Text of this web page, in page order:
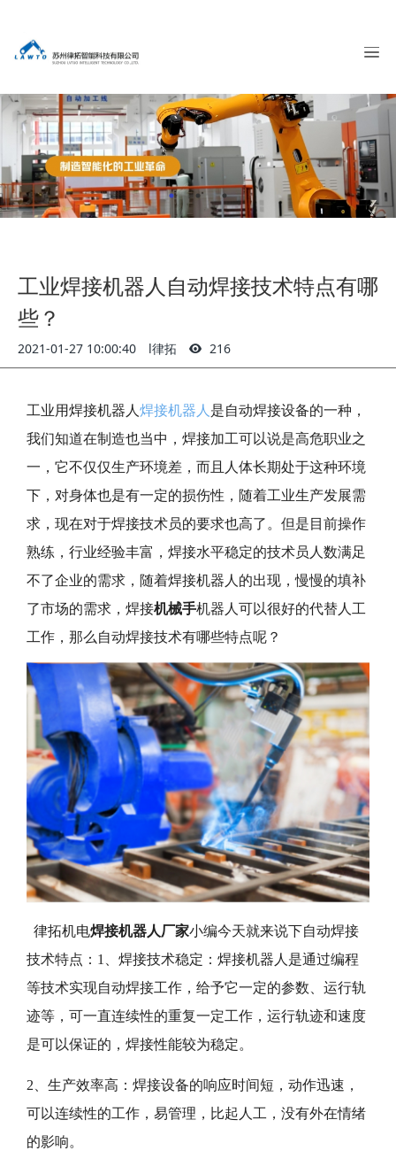
工业焊接机器人自动焊接技术特点有哪
些？
2021-01-27 10:00:40 l律拓 216
工业用焊接机器人 焊接机器人 是自动焊接设备的一种，
我们知道在制造也当中，焊接加工可以说是高危职业之
一，它不仅仅生产环境差，而且人体长期处于这种环境
下，对身体也是有一定的损伤性，随着工业生产发展需
求，现在对于焊接技术员的要求也高了。但是目前操作
熟练，行业经验丰富，焊接水平稳定的技术员人数满足
不了企业的需求，随着焊接机器人的出现，慢慢的填补
了市场的需求，焊接机械手机器人可以很好的代替人工
工作，那么自动焊接技术有哪些特点呢？
律拓机电焊接机器人厂家小编今天就来说下自动焊接
技术特点：1、焊接技术稳定：焊接机器人是通过编程
等技术实现自动焊接工作，给予它一定的参数、运行轨
迹等，可一直连续性的重复一定工作，运行轨迹和速度
是可以保证的，焊接性能较为稳定。
2、生产效率高：焊接设备的响应时间短，动作迅速，
可以连续性的工作，易管理，比起人工，没有外在情绪
的影响。